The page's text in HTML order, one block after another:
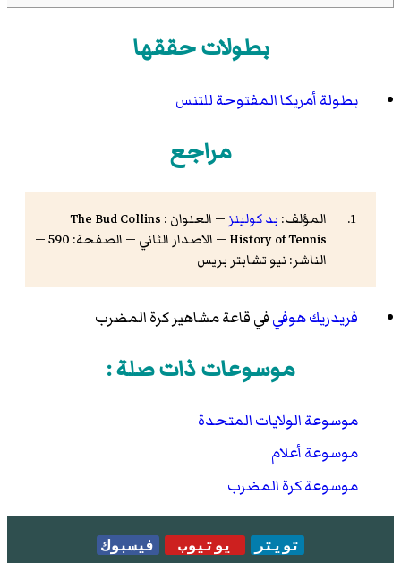
بطولات حققها
بطولة أمريكا المفتوحة للتنس
مراجع
المؤلف: بد كولينز
— العنوان : The Bud Collins
History of Tennis — الاصدار الثاني — الصفحة: 590 —
الناشر: نيو تشابتر بريس —
فريدريك هوفيفيقاعة مشاهير كرة المضرب
موسوعات ذات صلة :
موسوعة الولايات المتحدة
موسوعة أعلام
موسوعة كرة المضرب
تويتر يوتيوب فيسبوك